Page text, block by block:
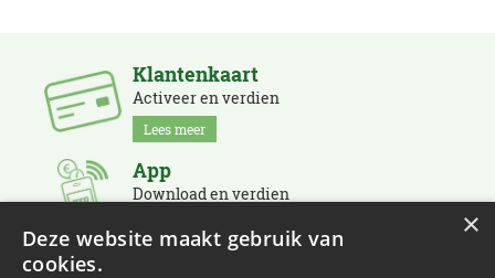
Klantenkaart
Activeer en verdien
Lees meer
App
Download en verdien
×
Deze website maakt gebruik van
cookies.